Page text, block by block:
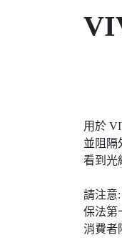
用於
並阻隔
看到光
請注意
保法第
消費者